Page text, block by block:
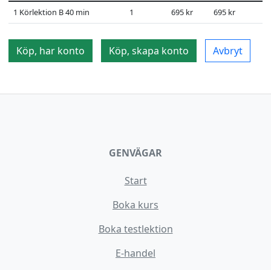
1 Körlektion B 40 min 1 695 kr 695 kr
Köp, har konto Köp, skapa konto Avbryt
GENVÄGAR
Start
Boka kurs
Boka testlektion
E-handel